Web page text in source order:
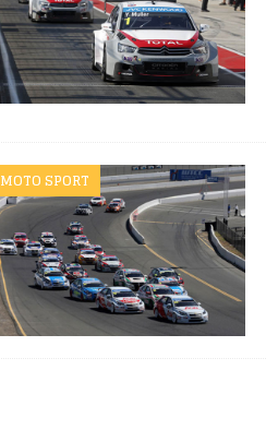
MOTO SPORT